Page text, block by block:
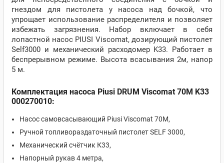
гнездом для пистолета у насоса над бочкой, что
упрощает использование распределителя и позволяет
избежать загрязнения. Набор включает в себя
лопастной насос PIUSI Viscomat, дозирующий пистолет
Self3000 и механический расходомер K33. Работает в
беспрерывном режиме. Высота всасывания 2м, напор
5 м.
Комплектация насоса Piusi DRUM Viscomat 70M K33
000270010:
Насос самовсасывающий Piusi Viscomat 70M,
Ручной топливораздаточный пистолет SELF 3000,
Механический счётчик К33,
Напорный рукав 4 метра,